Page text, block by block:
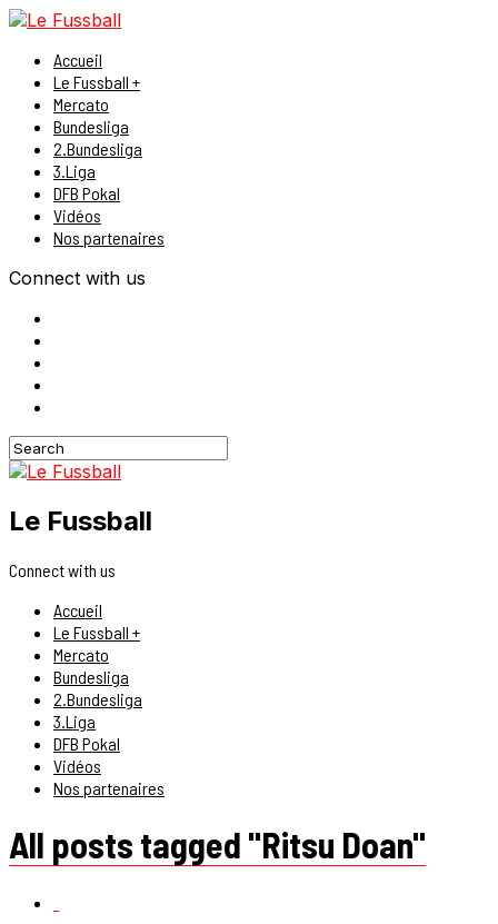
Accueil
Le Fussball +
Mercato
Bundesliga
2.Bundesliga
3.Liga
DFB Pokal
Vidéos
Nos partenaires
Connect with us
Le Fussball
Connect with us
Accueil
Le Fussball +
Mercato
Bundesliga
2.Bundesliga
3.Liga
DFB Pokal
Vidéos
Nos partenaires
All posts tagged "Ritsu Doan"